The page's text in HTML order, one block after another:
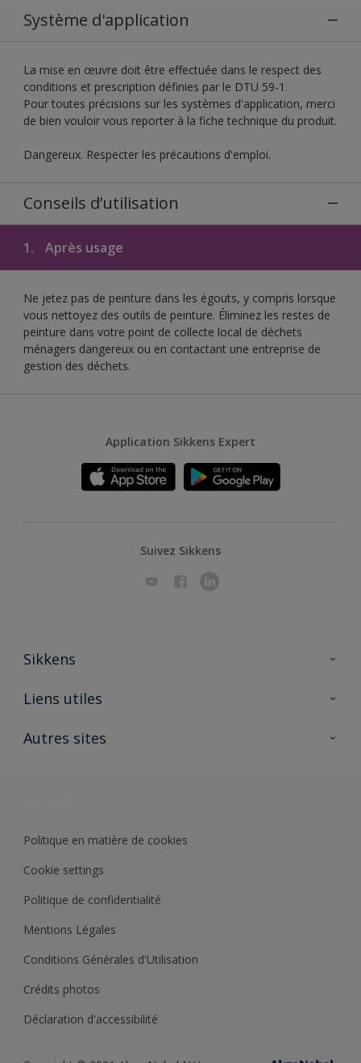
Système d'application
La mise en œuvre doit être effectuée dans le respect des
conditions et prescription définies par le DTU 59-1.
Pour toutes précisions sur les systèmes d'application, merci
de bien vouloir vous reporter à la fiche technique du produit.
Dangereux. Respecter les précautions d'emploi.
Conseils d’utilisation
1. Après usage
Ne jetez pas de peinture dans les égouts, y compris lorsque
vous nettoyez des outils de peinture. Éliminez les restes de
peinture dans votre point de collecte local de déchets
ménagers dangereux ou en contactant une entreprise de
gestion des déchets.
Application Sikkens Expert
Suivez Sikkens
Sikkens
A propos de Sikkens
Liens utiles
Ouvrir un magasin PASS
Autres sites
Politique en matière de cookies
Cookie settings
Politique de confidentialité
Mentions Légales
Conditions Générales d'Utilisation
Crédits photos
Déclaration d'accessibilité